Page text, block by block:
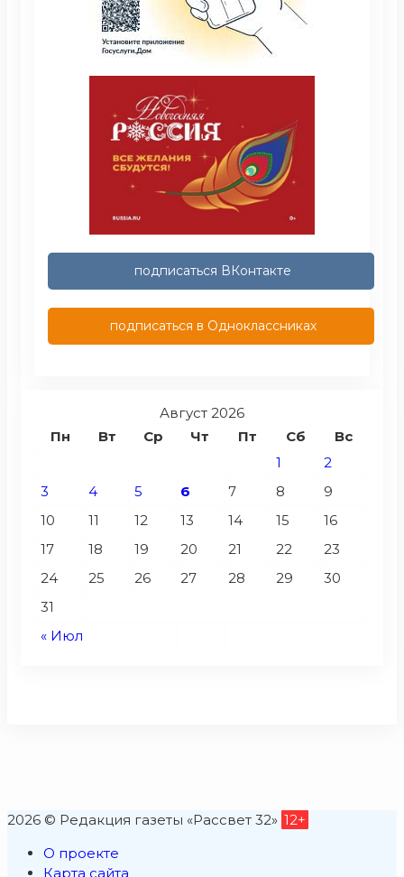
подписаться ВКонтакте
подписаться в Одноклассниках
Август 2026
Пн
Вт Ср Чт Пт Сб Вс
« Июл
1
2
3
4 5 6 7 8
9
10
11 12 13 14 15
16
17
18 19 20 21 22
23
24
25 26 27 28 29
30
31
2026 © Редакция газеты «Рассвет 32» 12+
О проекте
Карта сайта